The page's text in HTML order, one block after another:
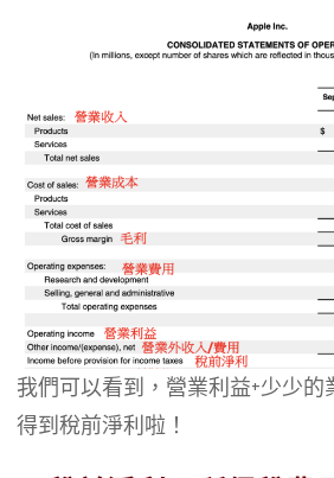
我們可以看到，營業利益+少少的
得到稅前淨利啦！